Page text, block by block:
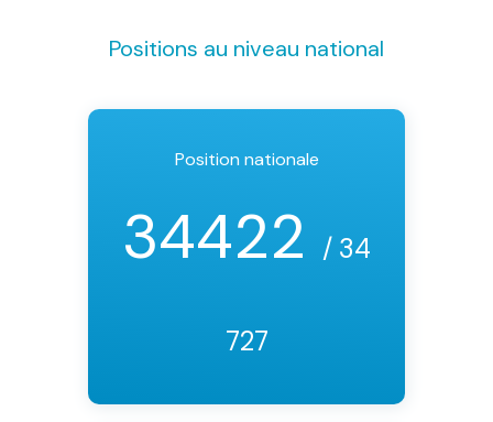
Positions au niveau national
Position nationale
34422 / 34
727